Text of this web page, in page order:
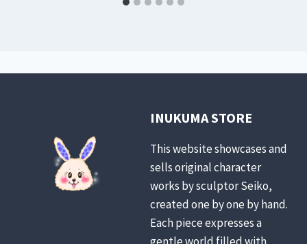
INUKUMA STORE
This website showcases and
sells original character
works by sculptor Seiko,
created one by one by hand.
Each piece expresses a